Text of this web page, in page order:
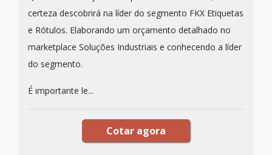
certeza descobrirá na líder do segmento FKX Etiquetas
e Rótulos. Elaborando um orçamento detalhado no
marketplace Soluções Industriais e conhecendo a líder
do segmento.
É importante le...
Cotar agora